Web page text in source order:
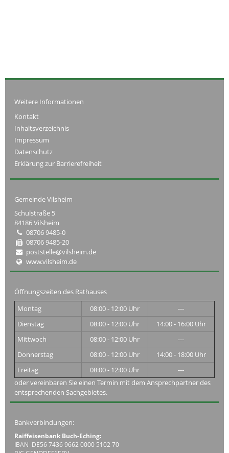
Weitere Informationen
Kontakt
Inhaltsverzeichnis
Impressum
Datenschutz
Erklärung zur Barrierefreiheit
Gemeinde Vilsheim
Schulstraße 5
84186 Vilsheim
08706 9485-0
08706 9485-20
poststelle@vilsheim.de
www.vilsheim.de
Öffnungszeiten des Rathauses
Montag
08:00 - 12:00 Uhr
---
Dienstag
08:00 - 12:00 Uhr
14:00 - 16:00 Uhr
Mittwoch
08:00 - 12:00 Uhr
---
Donnerstag
08:00 - 12:00 Uhr
14:00 - 18:00 Uhr
Freitag
08:00 - 12:00 Uhr
---
oder vereinbaren Sie einen Termin mit dem Ansprechpartner des
entsprechenden Sachgebietes.
Bankverbindungen:
Raiffeisenbank Buch-Eching:
IBAN DE56 7436 9662 0000 5102 70